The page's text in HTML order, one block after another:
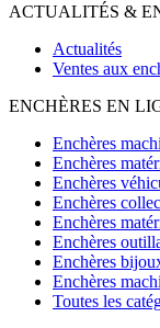
ACTUALITÉS &
Actualités
Ventes aux
ENCHÈRES EN
Enchères
Enchères
Enchères
Enchères
Enchères
Enchères
Enchères
Enchères
Toutes les